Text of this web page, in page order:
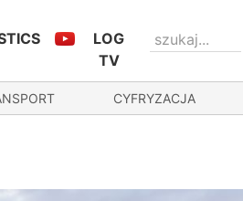
LOG
TV
CYFRYZACJA